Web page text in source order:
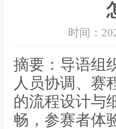
时间：
摘要：导语组
人员协调、赛
的流程设计与
畅，参赛者体